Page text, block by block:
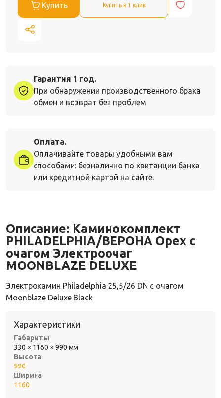
Купить Купить в 1 клик
Гарантия 1 год.
При обнаружении производственного брака
обмен и возврат без проблем
Оплата.
Оплачивайте товары удобными вам
способами: безналично по квитанции банка
или кредитной картой на сайте.
Описание: Каминокомплект
PHILADELPHIA/ВЕРОНА Орех с
очагом Электроочаг
MOONBLAZE DELUXE
Электрокамин Philadelphia 25,5/26 DN с очагом
Moonblaze Deluxe Black
Характеристики
Габариты
330 × 1160 × 990 мм
Высота
990
Ширина
1160